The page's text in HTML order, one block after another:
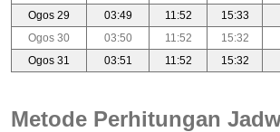
Ogos 29
03:49 11:52 15:33
Ogos 30
03:50 11:52 15:32
Ogos 31
03:51 11:52 15:32
Metode Perhitungan